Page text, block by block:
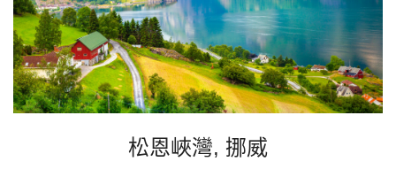
松恩峽灣, 挪威
阿拉斯加峽灣, 美國